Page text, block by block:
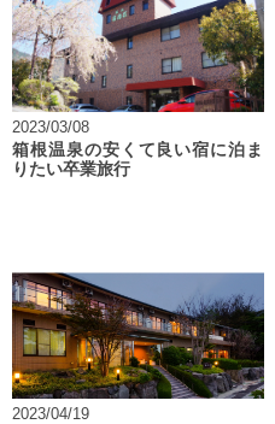
2023/03/08
箱根温泉の安くて良い宿に泊ま
りたい卒業旅行
2023/04/19